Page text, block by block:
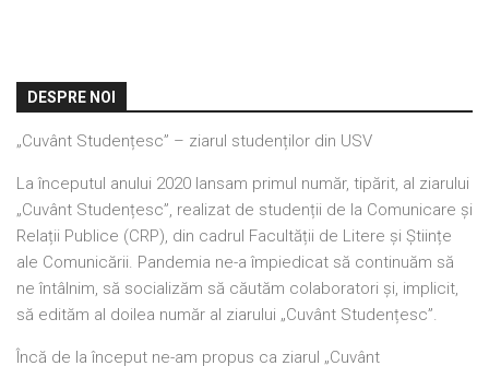
DESPRE NOI
„Cuvânt Studențesc” – ziarul studenților din USV
La începutul anului 2020 lansam primul număr, tipărit, al ziarului
„Cuvânt Studențesc”, realizat de studenții de la Comunicare și
Relații Publice (CRP), din cadrul Facultății de Litere și Științe
ale Comunicării. Pandemia ne-a împiedicat să continuăm să
ne întâlnim, să socializăm să căutăm colaboratori și, implicit,
să edităm al doilea număr al ziarului „Cuvânt Studențesc”.
Încă de la început ne-am propus ca ziarul „Cuvânt